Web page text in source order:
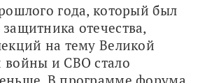
года, который был
отечества,
на тему Великой
войны и СВО стало